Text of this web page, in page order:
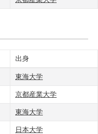
出身
東海大学
京都産業大学
東海大学
日本大学